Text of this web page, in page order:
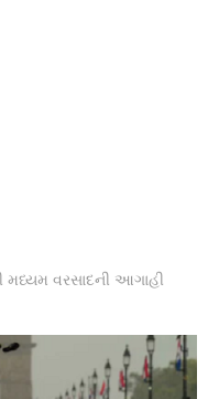
મધ્યમ વરસાદની આગાહી